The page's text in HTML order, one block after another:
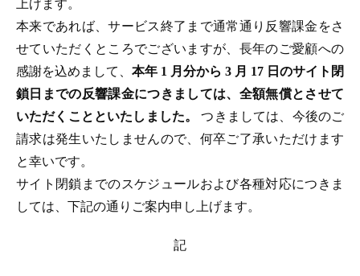
上げます。
本来であれば、サービス終了まで通常通り反響課金をさ
せていただくところでございますが、長年のご愛顧への
感謝を込めまして、 本年 1 月分から 3 月 17 日のサイト閉
鎖日までの反響課金につきましては、全額無償とさせて
いただくことといたしました。つきましては、今後のご
請求は発生いたしませんので、何卒ご了承いただけます
と幸いです。
サイト閉鎖までのスケジュールおよび各種対応につきま
しては、下記の通りご案内申し上げます。
記